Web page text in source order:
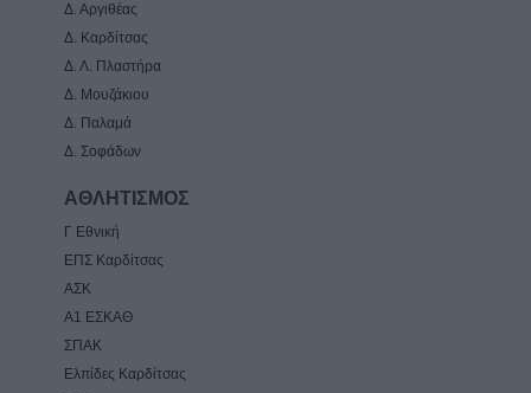
Δ. Αργιθέας
Δ. Καρδίτσας
Δ. Λ. Πλαστήρα
Δ. Μουζάκιου
Δ. Παλαμά
Δ. Σοφάδων
ΑΘΛΗΤΙΣΜΟΣ
Γ Εθνική
ΕΠΣ Καρδίτσας
ΑΣΚ
Α1 ΕΣΚΑΘ
ΣΠΑΚ
Ελπίδες Καρδίτσας